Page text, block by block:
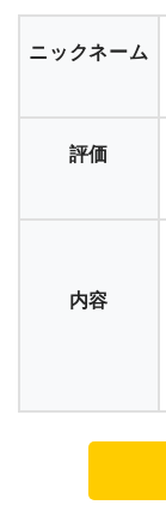
ニックネーム
評価
内容